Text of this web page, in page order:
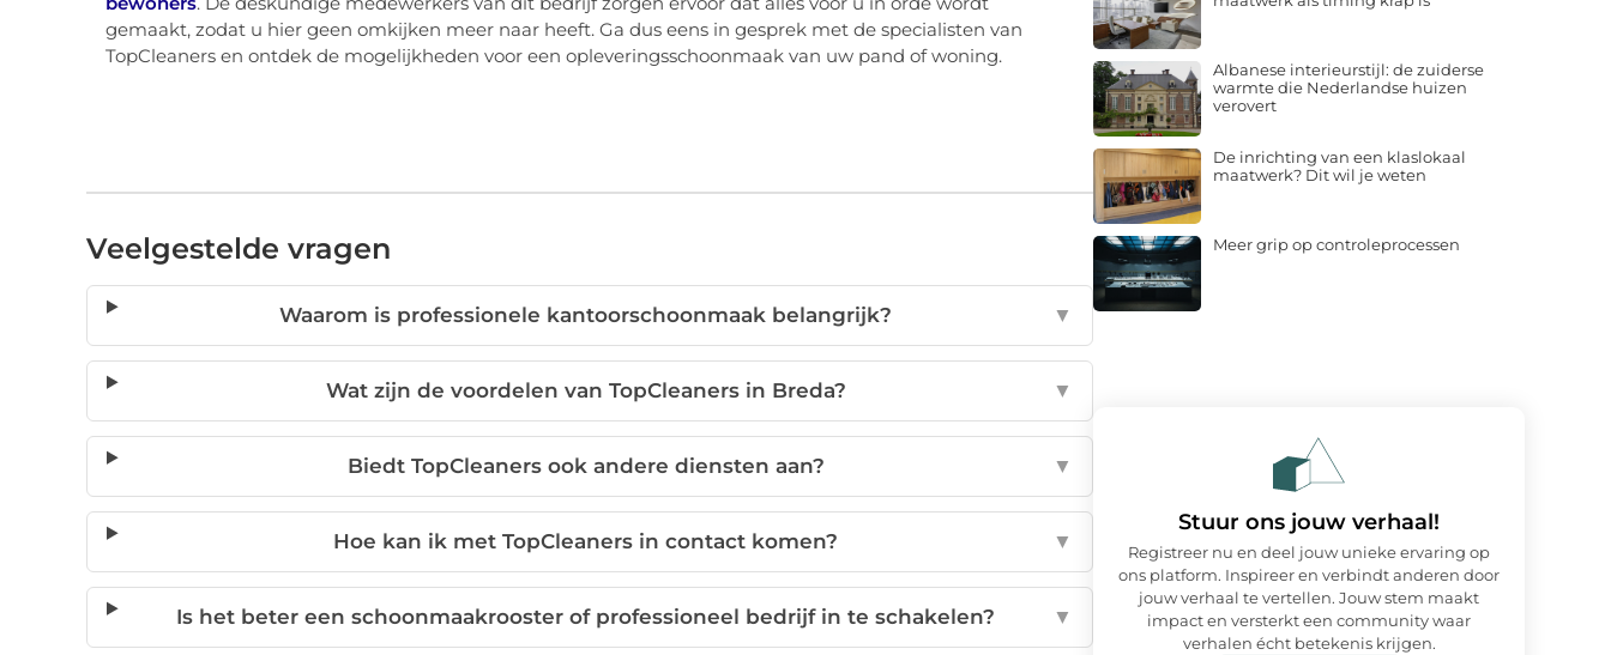
gemaakt, zodat u hier geen omkijken meer naar heeft. Ga dus eens in gesprek met de specialisten van
TopCleaners en ontdek de mogelijkheden voor een opleveringsschoonmaak van uw pand of woning.
Veelgestelde vragen
Waarom is professionele kantoorschoonmaak belangrijk? ▼
Wat zijn de voordelen van TopCleaners in Breda? ▼
Biedt TopCleaners ook andere diensten aan? ▼
Hoe kan ik met TopCleaners in contact komen? ▼
Is het beter een schoonmaakrooster of professioneel bedrijf in te schakelen? ▼
Albanese interieurstijl: de zuiderse
warmte die Nederlandse huizen
verovert
De inrichting van een klaslokaal
maatwerk? Dit wil je weten
Meer grip op controleprocessen
Stuur ons jouw verhaal!
Registreer nu en deel jouw unieke ervaring op
ons platform. Inspireer en verbindt anderen door
jouw verhaal te vertellen. Jouw stem maakt
impact en versterkt een community waar
verhalen écht betekenis krijgen.